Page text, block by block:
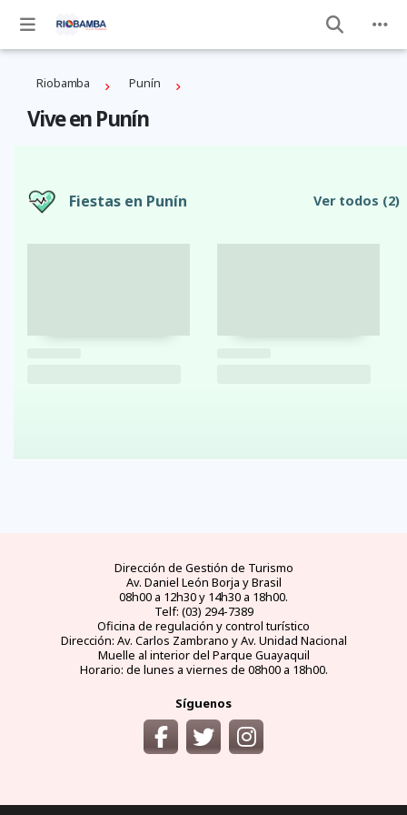
Riobamba Punín
Vive en Punín
Fiestas en Punín Ver todos (2)
Dirección de Gestión de Turismo
Av. Daniel León Borja y Brasil
08h00 a 12h30 y 14h30 a 18h00.
Telf: (03) 294-7389
Oficina de regulación y control turístico
Dirección: Av. Carlos Zambrano y Av. Unidad Nacional
Muelle al interior del Parque Guayaquil
Horario: de lunes a viernes de 08h00 a 18h00.
Síguenos